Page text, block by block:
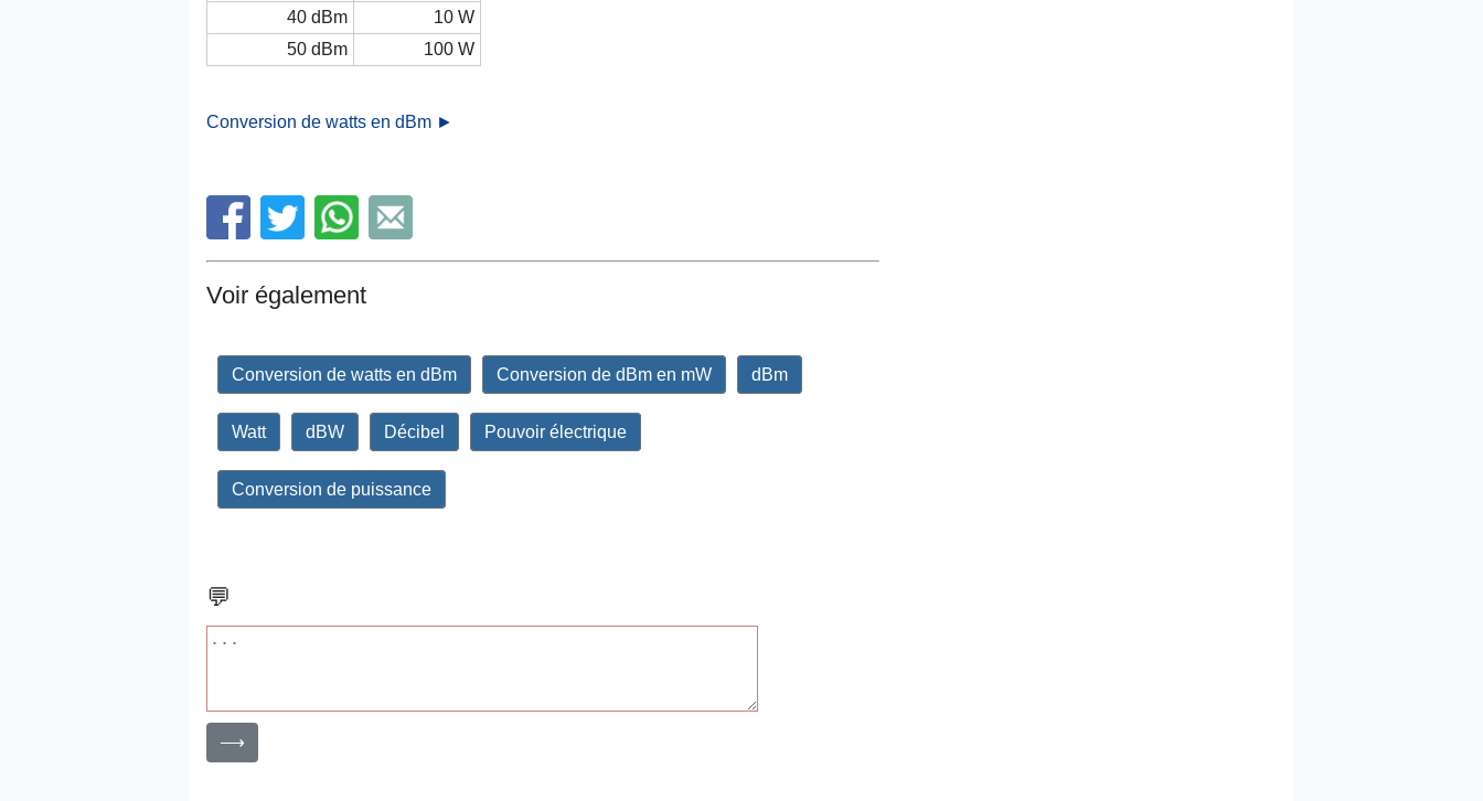
40 dBm
10 W
50 dBm
100 W
Conversion de watts en dBm ►
Voir également
Conversion de watts en dBm Conversion de dBm en mW dBm
Watt dBW Décibel Pouvoir électrique
Conversion de puissance
💬
⟶